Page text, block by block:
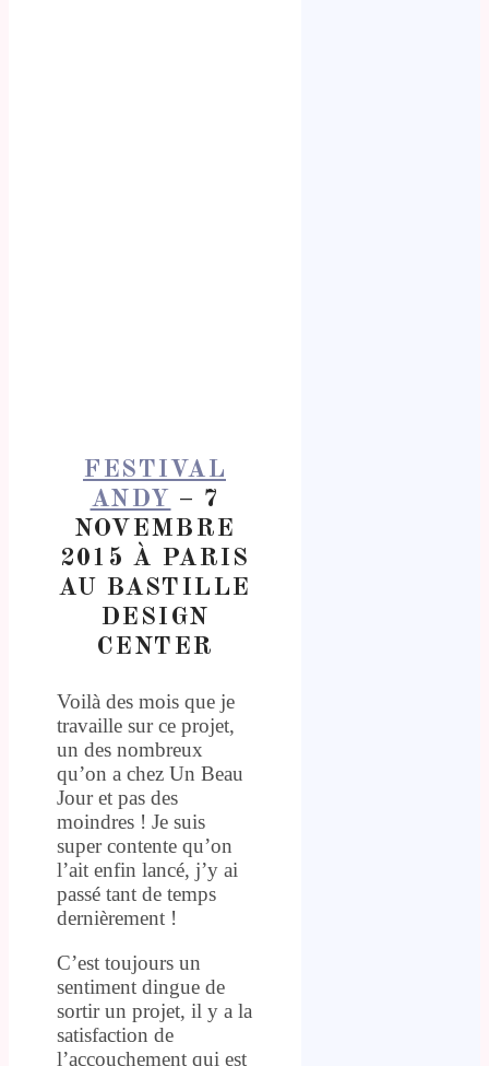
FESTIVAL
ANDY – 7
NOVEMBRE
2015 À PARIS
AU BASTILLE
DESIGN
CENTER
Voilà des mois que je
travaille sur ce projet,
un des nombreux
qu’on a chez Un Beau
Jour et pas des
moindres ! Je suis
super contente qu’on
l’ait enfin lancé, j’y ai
passé tant de temps
dernièrement !
C’est toujours un
sentiment dingue de
sortir un projet, il y a la
satisfaction de
l’accouchement qui est